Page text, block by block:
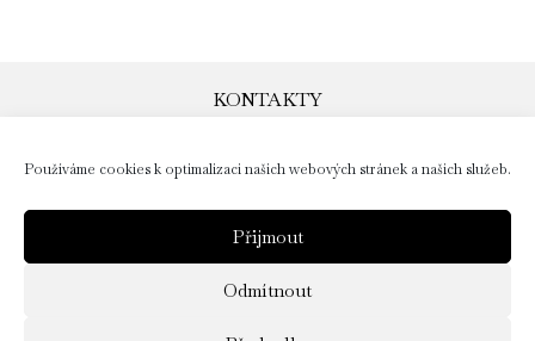
Používáme cookies k optimalizaci našich webových stránek a našich služeb.
Přijmout
Odmítnout
KONTAKTY
+ 420 724 335 177
instagram: @yogaday.cz